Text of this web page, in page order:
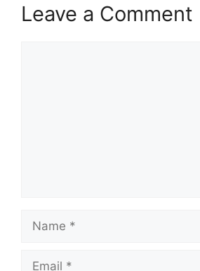
Leave a Comment